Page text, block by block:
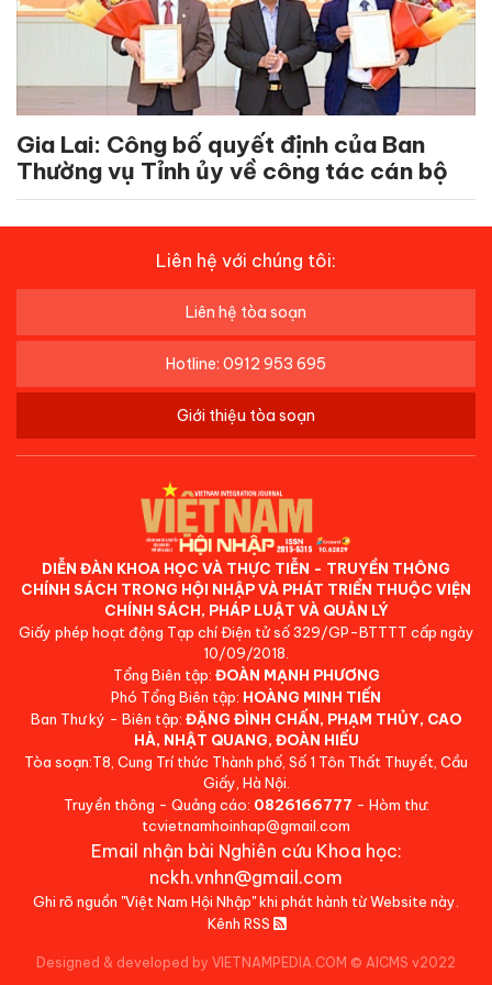
Gia Lai: Công bố quyết định của Ban
Thường vụ Tỉnh ủy về công tác cán bộ
Liên hệ với chúng tôi:
Liên hệ tòa soạn
Hotline: 0912 953 695
Giới thiệu tòa soạn
DIỄN ĐÀN KHOA HỌC VÀ THỰC TIỄN - TRUYỀN THÔNG
CHÍNH SÁCH TRONG HỘI NHẬP VÀ PHÁT TRIỂN THUỘC VIỆN
CHÍNH SÁCH, PHÁP LUẬT VÀ QUẢN LÝ
Giấy phép hoạt động Tạp chí Điện tử số 329/GP-BTTTT cấp ngày
10/09/2018.
Tổng Biên tập: ĐOÀN MẠNH PHƯƠNG
Phó Tổng Biên tập: HOÀNG MINH TIẾN
Ban Thư ký - Biên tập: ĐẶNG ĐÌNH CHẤN, PHẠM THỦY, CAO
HÀ, NHẬT QUANG, ĐOÀN HIẾU
Tòa soạn:T8, Cung Trí thức Thành phố, Số 1 Tôn Thất Thuyết, Cầu
Giấy, Hà Nội.
Truyền thông - Quảng cáo: 0826166777 - Hòm thư:
tcvietnamhoinhap@gmail.com
Email nhận bài Nghiên cứu Khoa học:
nckh.vnhn@gmail.com
Ghi rõ nguồn "Việt Nam Hội Nhập" khi phát hành từ Website này.
Kênh RSS
Designed & developed by VIETNAMPEDIA.COM © AICMS v2022